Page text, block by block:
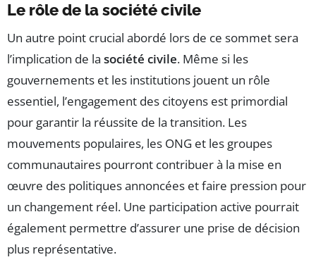
Le rôle de la société civile
Un autre point crucial abordé lors de ce sommet sera
l’implication de la société civile. Même si les
gouvernements et les institutions jouent un rôle
essentiel, l’engagement des citoyens est primordial
pour garantir la réussite de la transition. Les
mouvements populaires, les ONG et les groupes
communautaires pourront contribuer à la mise en
œuvre des politiques annoncées et faire pression pour
un changement réel. Une participation active pourrait
également permettre d’assurer une prise de décision
plus représentative.